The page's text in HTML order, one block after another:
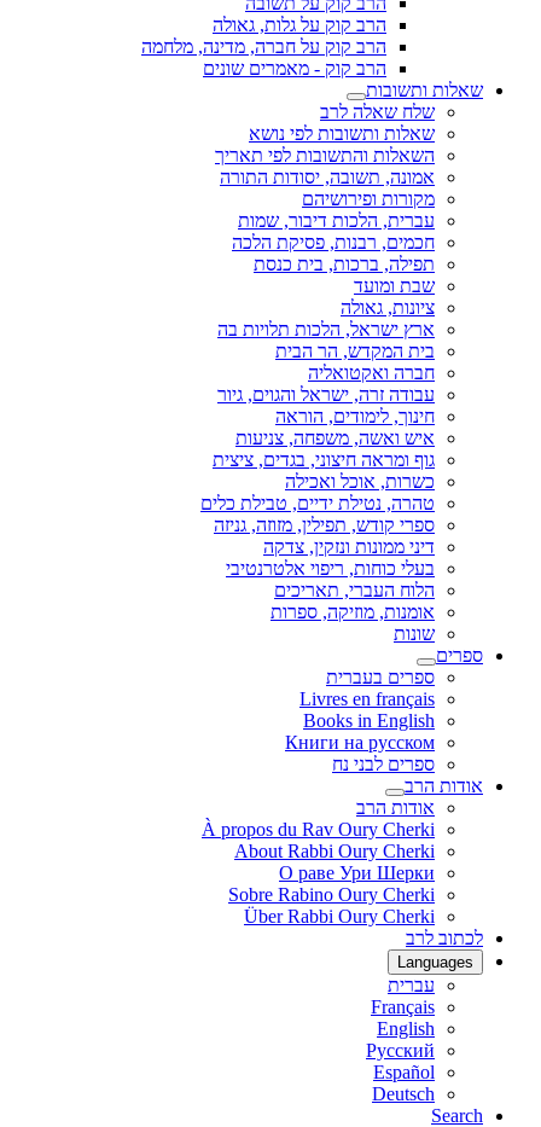
הרב קוק על גלות, גאולה
הרב קוק על חברה, מדינה, מלחמה
הרב קוק - מאמרים שונים
שאלות ותשובות
שלח שאלה לרב
שאלות ותשובות לפי נושא
השאלות והתשובות לפי תאריך
אמונה, תשובה, יסודות התורה
מקורות ופירושיהם
עברית, הלכות דיבור, שמות
חכמים, רבנות, פסיקת הלכה
תפילה, ברכות, בית כנסת
שבת ומועד
ציונות, גאולה
ארץ ישראל, הלכות תלויות בה
בית המקדש, הר הבית
חברה ואקטואליה
עבודה זרה, ישראל והגוים, גיור
חינוך, לימודים, הוראה
איש ואשה, משפחה, צניעות
גוף ומראה חיצוני, בגדים, ציצית
כשרות, אוכל ואכילה
טהרה, נטילת ידיים, טבילת כלים
ספרי קודש, תפילין, מזוזה, גניזה
דיני ממונות ונזקין, צדקה
בעלי כוחות, ריפוי אלטרנטיבי
הלוח העברי, תאריכים
אומנות, מוזיקה, ספרות
שונות
ספרים
ספרים בעברית
Livres en français
Books in English
Книги на русском
ספרים לבני נח
אודות הרב
אודות הרב
À propos du Rav Oury Cherki
About Rabbi Oury Cherki
О раве Ури Шерки
Sobre Rabino Oury Cherki
Über Rabbi Oury Cherki
לכתוב לרב
Languages
עברית
Français
English
Русский
Español
Deutsch
Search